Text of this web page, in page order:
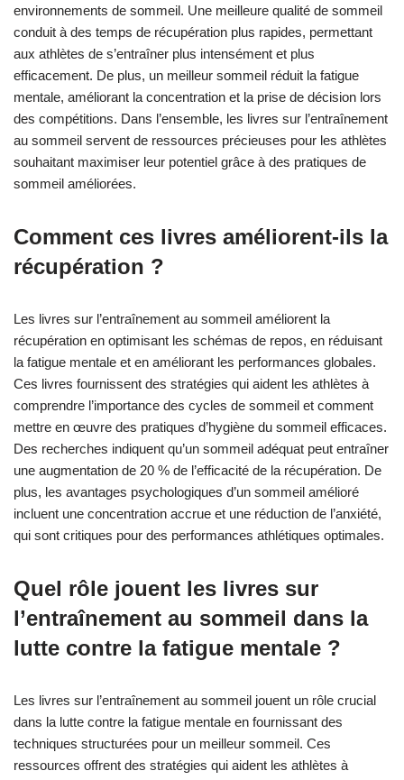
environnements de sommeil. Une meilleure qualité de sommeil
conduit à des temps de récupération plus rapides, permettant
aux athlètes de s’entraîner plus intensément et plus
efficacement. De plus, un meilleur sommeil réduit la fatigue
mentale, améliorant la concentration et la prise de décision lors
des compétitions. Dans l’ensemble, les livres sur l’entraînement
au sommeil servent de ressources précieuses pour les athlètes
souhaitant maximiser leur potentiel grâce à des pratiques de
sommeil améliorées.
Comment ces livres améliorent-ils la
récupération ?
Les livres sur l’entraînement au sommeil améliorent la
récupération en optimisant les schémas de repos, en réduisant
la fatigue mentale et en améliorant les performances globales.
Ces livres fournissent des stratégies qui aident les athlètes à
comprendre l’importance des cycles de sommeil et comment
mettre en œuvre des pratiques d’hygiène du sommeil efficaces.
Des recherches indiquent qu’un sommeil adéquat peut entraîner
une augmentation de 20 % de l’efficacité de la récupération. De
plus, les avantages psychologiques d’un sommeil amélioré
incluent une concentration accrue et une réduction de l’anxiété,
qui sont critiques pour des performances athlétiques optimales.
Quel rôle jouent les livres sur
l’entraînement au sommeil dans la
lutte contre la fatigue mentale ?
Les livres sur l’entraînement au sommeil jouent un rôle crucial
dans la lutte contre la fatigue mentale en fournissant des
techniques structurées pour un meilleur sommeil. Ces
ressources offrent des stratégies qui aident les athlètes à